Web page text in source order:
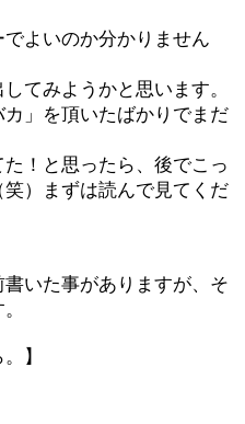
よいのか分かりません
てみようかと思います。
」を頂いたばかりでまだ
！と思ったら、後でこっ
）まずは読んで見てくだ
いた事がありますが、そ
】